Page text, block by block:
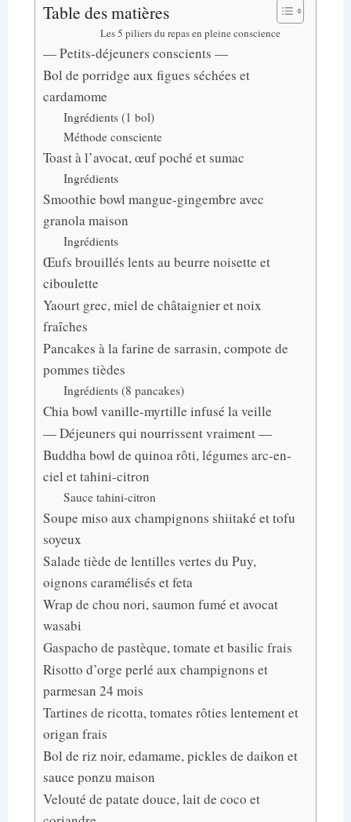
Table des matières
Les 5 piliers du repas en pleine conscience
— Petits-déjeuners conscients —
Bol de porridge aux figues séchées et
cardamome
Ingrédients (1 bol)
Méthode consciente
Toast à l’avocat, œuf poché et sumac
Ingrédients
Smoothie bowl mangue-gingembre avec
granola maison
Ingrédients
Œufs brouillés lents au beurre noisette et
ciboulette
Yaourt grec, miel de châtaignier et noix
fraîches
Pancakes à la farine de sarrasin, compote de
pommes tièdes
Ingrédients (8 pancakes)
Chia bowl vanille-myrtille infusé la veille
— Déjeuners qui nourrissent vraiment —
Buddha bowl de quinoa rôti, légumes arc-en-
ciel et tahini-citron
Sauce tahini-citron
Soupe miso aux champignons shiitaké et tofu
soyeux
Salade tiède de lentilles vertes du Puy,
oignons caramélisés et feta
Wrap de chou nori, saumon fumé et avocat
wasabi
Gaspacho de pastèque, tomate et basilic frais
Risotto d’orge perlé aux champignons et
parmesan 24 mois
Tartines de ricotta, tomates rôties lentement et
origan frais
Bol de riz noir, edamame, pickles de daikon et
sauce ponzu maison
Velouté de patate douce, lait de coco et